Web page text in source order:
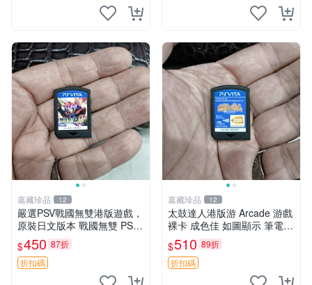
嘉藏珍品 12
嚴選PSV戰國無雙港版遊戲，
原裝日文版本 戰國無雙 PSV
游戲 日版
$450 87折
折扣碼
嘉藏珍品 12
太鼓達人港版游 Arcade 游戲
裸卡 成色佳 如圖顯示 筆電
消娛樂 電玩
$510 89折
折扣碼